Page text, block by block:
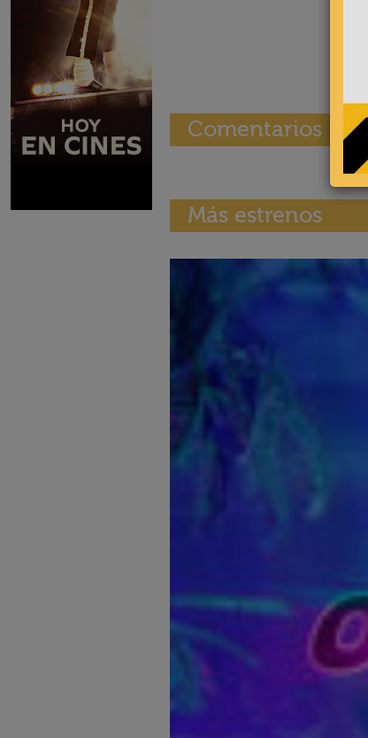
Comentarios
Más estrenos